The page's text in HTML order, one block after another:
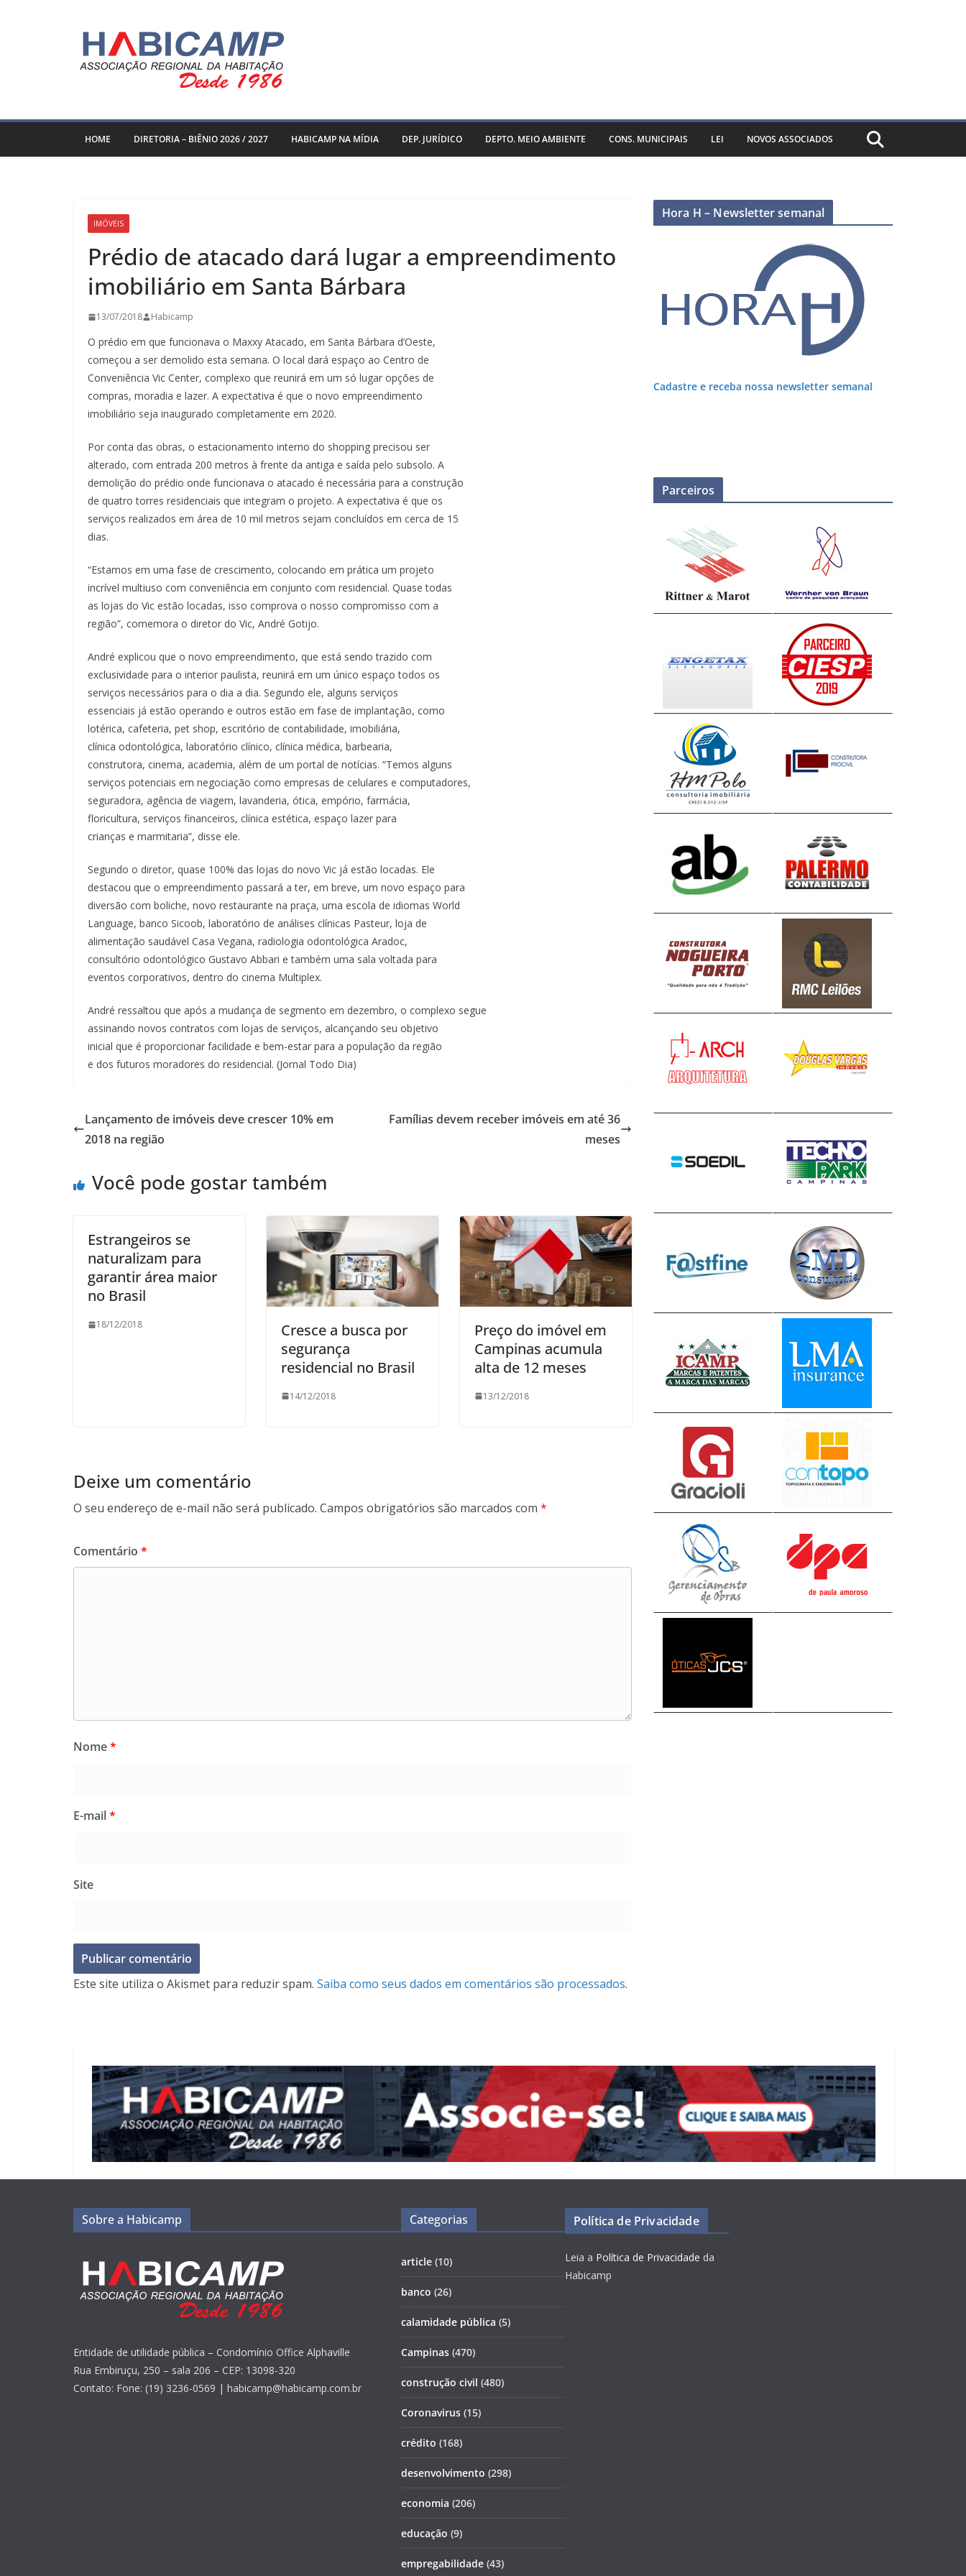
HOME DIRETORIA – BIÊNIO 2026 / 2027 HABICAMP NA MÍDIA DEP. JURÍDICO DEPTO. MEIO AMBIENTE CONS. MUNICIPAIS LEI NOVOS ASSOCIADOS
IMÓVEIS
Prédio de atacado dará lugar a empreendimento
imobiliário em Santa Bárbara
13/07/2018 Habicamp
O prédio em que funcionava o Maxxy Atacado, em Santa Bárbara d’Oeste,
começou a ser demolido esta semana. O local dará espaço ao Centro de
Conveniência Vic Center, complexo que reunirá em um só lugar opções de
compras, moradia e lazer. A expectativa é que o novo empreendimento
imobiliário seja inaugurado completamente em 2020.
Por conta das obras, o estacionamento interno do shopping precisou ser
alterado, com entrada 200 metros à frente da antiga e saída pelo subsolo. A
demolição do prédio onde funcionava o atacado é necessária para a construção
de quatro torres residenciais que integram o projeto. A expectativa é que os
serviços realizados em área de 10 mil metros sejam concluídos em cerca de 15
dias.
“Estamos em uma fase de crescimento, colocando em prática um projeto
incrível multiuso com conveniência em conjunto com residencial. Quase todas
as lojas do Vic estão locadas, isso comprova o nosso compromisso com a
região”, comemora o diretor do Vic, André Gotijo.
André explicou que o novo empreendimento, que está sendo trazido com
exclusividade para o interior paulista, reunirá em um único espaço todos os
serviços necessários para o dia a dia. Segundo ele, alguns serviços
essenciais já estão operando e outros estão em fase de implantação, como
lotérica, cafeteria, pet shop, escritório de contabilidade, imobiliária,
clínica odontológica, laboratório clínico, clínica médica, barbearia,
construtora, cinema, academia, além de um portal de notícias. “Temos alguns
serviços potenciais em negociação como empresas de celulares e computadores,
seguradora, agência de viagem, lavanderia, ótica, empório, farmácia,
floricultura, serviços financeiros, clínica estética, espaço lazer para
crianças e marmitaria”, disse ele.
Segundo o diretor, quase 100% das lojas do novo Vic já estão locadas. Ele
destacou que o empreendimento passará a ter, em breve, um novo espaço para
diversão com boliche, novo restaurante na praça, uma escola de idiomas World
Language, banco Sicoob, laboratório de análises clínicas Pasteur, loja de
alimentação saudável Casa Vegana, radiologia odontológica Aradoc,
consultório odontológico Gustavo Abbari e também uma sala voltada para
eventos corporativos, dentro do cinema Multiplex.
André ressaltou que após a mudança de segmento em dezembro, o complexo segue
assinando novos contratos com lojas de serviços, alcançando seu objetivo
inicial que é proporcionar facilidade e bem-estar para a população da região
e dos futuros moradores do residencial. (Jornal Todo Dia)
Lançamento de imóveis deve crescer 10% em
2018 na região
Famílias devem receber imóveis em até 36
meses
Você pode gostar também
Estrangeiros se
naturalizam para
garantir área maior
no Brasil
18/12/2018
Cresce a busca por
segurança
residencial no Brasil
14/12/2018
Preço do imóvel em
Campinas acumula
alta de 12 meses
13/12/2018
Deixe um comentário
O seu endereço de e-mail não será publicado. Campos obrigatórios são marcados com *
Comentário *
Nome*
E-mail*
Site
Este site utiliza o Akismet para reduzir spam. Saiba como seus dados em comentários são processados.
Hora H – Newsletter semanal
Cadastre e receba nossa newsletter semanal
Parceiros
Sobre a Habicamp
Entidade de utilidade pública – Condomínio Office Alphaville
Rua Embiruçu, 250 – sala 206 – CEP: 13098-320
Contato: Fone: (19) 3236-0569 | habicamp@habicamp.com.br
Categorias
article (10)
banco (26)
calamidade pública (5)
Campinas (470)
construção civil (480)
Coronavirus (15)
crédito (168)
desenvolvimento (298)
economia (206)
educação (9)
empregabilidade (43)
Política de Privacidade
Leia a Política de Privacidade da
Habicamp